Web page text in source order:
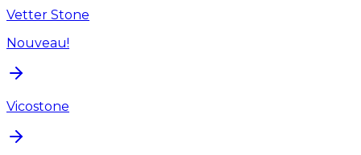
Vetter Stone
Nouveau!
Vicostone